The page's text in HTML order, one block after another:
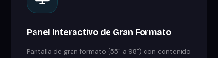
Panel Interactivo de Gran Formato
Pantalla de gran formato (55" a 98") con contenido